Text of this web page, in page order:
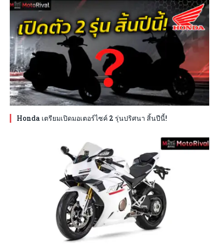
Honda เตรียมเปิดมอเตอร์ไซค์ 2 รุ่นปริศนา สิ้นปีนี้!